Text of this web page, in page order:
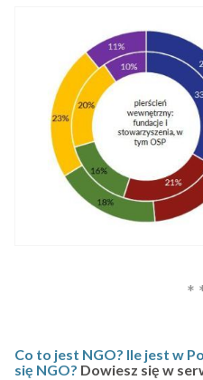
Co to jest NGO? Ile jest w
się NGO? Dowiesz się w